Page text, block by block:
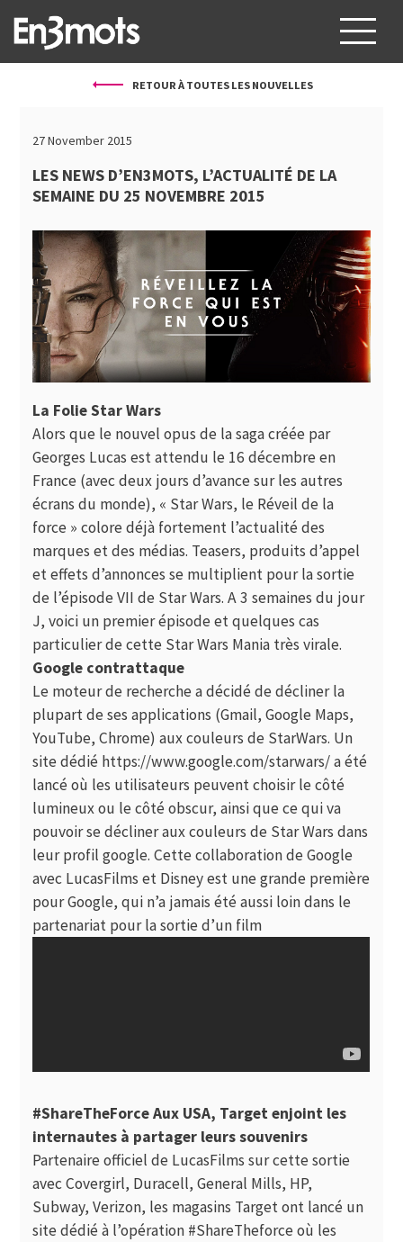
À PROPOS
PROJETS
BLOG
CONTACT
RETOUR À TOUTES LES NOUVELLES
27 November 2015
LES NEWS D’EN3MOTS, L’ACTUALITÉ DE LA
SEMAINE DU 25 NOVEMBRE 2015
La Folie Star Wars
Alors que le nouvel opus de la saga créée par
Georges Lucas est attendu le 16 décembre en
France (avec deux jours d’avance sur les autres
écrans du monde), « Star Wars, le Réveil de la
force » colore déjà fortement l’actualité des
marques et des médias. Teasers, produits d’appel
et effets d’annonces se multiplient pour la sortie
de l’épisode VII de Star Wars. A 3 semaines du jour
J, voici un premier épisode et quelques cas
particulier de cette Star Wars Mania très virale.
Google contrattaque
Le moteur de recherche a décidé de décliner la
plupart de ses applications (Gmail, Google Maps,
YouTube, Chrome) aux couleurs de StarWars. Un
site dédié https://www.google.com/starwars/a été
lancé où les utilisateurs peuvent choisir le côté
lumineux ou le côté obscur, ainsi que ce qui va
pouvoir se décliner aux couleurs de Star Wars dans
leur profil google. Cette collaboration de Google
avec LucasFilms et Disney est une grande première
pour Google, qui n’a jamais été aussi loin dans le
partenariat pour la sortie d’un film
#ShareTheForce Aux USA, Target enjoint les
internautes à partager leurs souvenirs
Partenaire officiel de LucasFilms sur cette sortie
avec Covergirl, Duracell, General Mills, HP,
Subway, Verizon, les magasins Target ont lancé un
site dédié à l’opération #ShareTheforceoù les